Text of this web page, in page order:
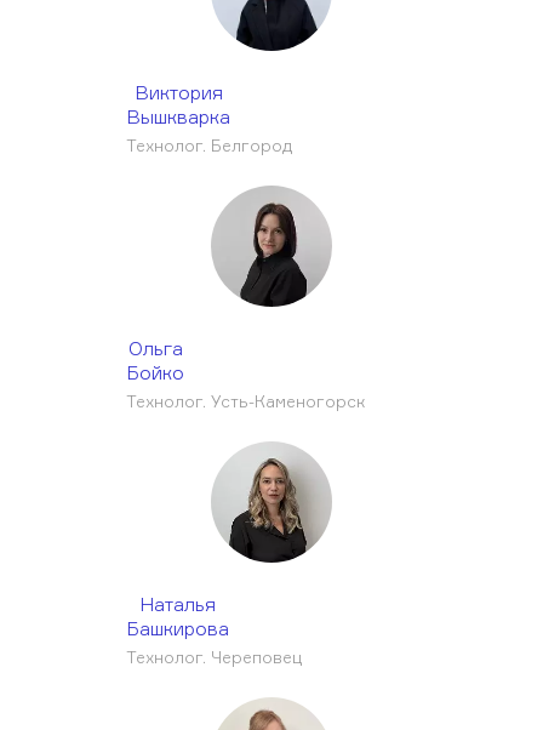
Виктория
Вышкварка
Технолог. Белгород
Ольга
Бойко
Технолог. Усть-Каменогорск
Наталья
Башкирова
Технолог. Череповец